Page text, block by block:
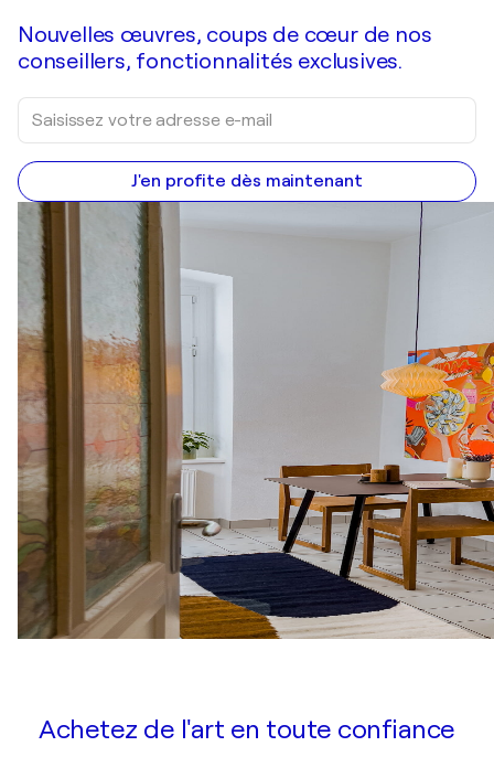
Nouvelles œuvres, coups de cœur de nos
conseillers, fonctionnalités exclusives.
J'en profite dès maintenant
Achetez de l'art en toute confiance